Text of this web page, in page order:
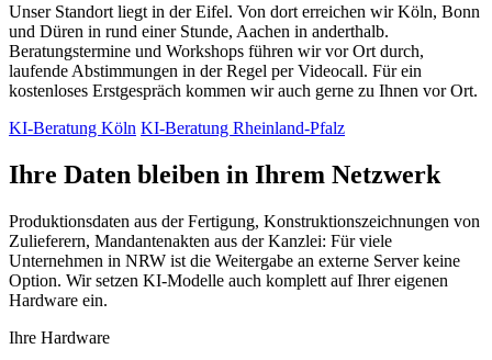
Unser Standort liegt in der Eifel. Von dort erreichen wir Köln, Bonn
und Düren in rund einer Stunde, Aachen in anderthalb.
Beratungstermine und Workshops führen wir vor Ort durch,
laufende Abstimmungen in der Regel per Videocall. Für ein
kostenloses Erstgespräch kommen wir auch gerne zu Ihnen vor Ort.
KI-Beratung Köln KI-Beratung Rheinland-Pfalz
Ihre Daten bleiben in Ihrem Netzwerk
Produktionsdaten aus der Fertigung, Konstruktionszeichnungen von
Zulieferern, Mandantenakten aus der Kanzlei: Für viele
Unternehmen in NRW ist die Weitergabe an externe Server keine
Option. Wir setzen KI-Modelle auch komplett auf Ihrer eigenen
Hardware ein.
Ihre Hardware